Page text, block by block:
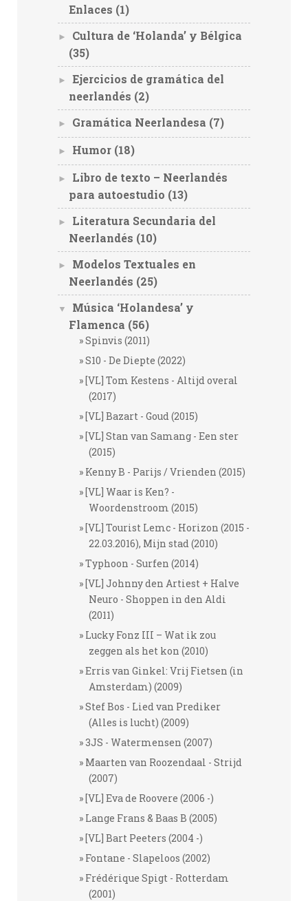
Enlaces (1)
►
Cultura de ‘Holanda’ y Bélgica
(35)
►
Ejercicios de gramática del
neerlandés (2)
► Gramática Neerlandesa (7)
► Humor (18)
►
Libro de texto – Neerlandés
para autoestudio (13)
►
Literatura Secundaria del
Neerlandés (10)
►
Modelos Textuales en
Neerlandés (25)
▼
Música ‘Holandesa’ y
Flamenca (56)
Spinvis (2011)
S10 - De Diepte (2022)
[VL] Tom Kestens - Altijd overal
(2017)
[VL] Bazart - Goud (2015)
[VL] Stan van Samang - Een ster
(2015)
Kenny B - Parijs / Vrienden (2015)
[VL] Waar is Ken? -
Woordenstroom (2015)
[VL] Tourist Lemc - Horizon (2015 -
22.03.2016), Mijn stad (2010)
Typhoon - Surfen (2014)
[VL] Johnny den Artiest + Halve
Neuro - Shoppen in den Aldi
(2011)
Lucky Fonz III – Wat ik zou
zeggen als het kon (2010)
Erris van Ginkel: Vrij Fietsen (in
Amsterdam) (2009)
Stef Bos - Lied van Prediker
(Alles is lucht) (2009)
3JS - Watermensen (2007)
Maarten van Roozendaal - Strijd
(2007)
[VL] Eva de Roovere (2006 -)
Lange Frans & Baas B (2005)
[VL] Bart Peeters (2004 -)
Fontane - Slapeloos (2002)
Frédérique Spigt - Rotterdam
(2001)